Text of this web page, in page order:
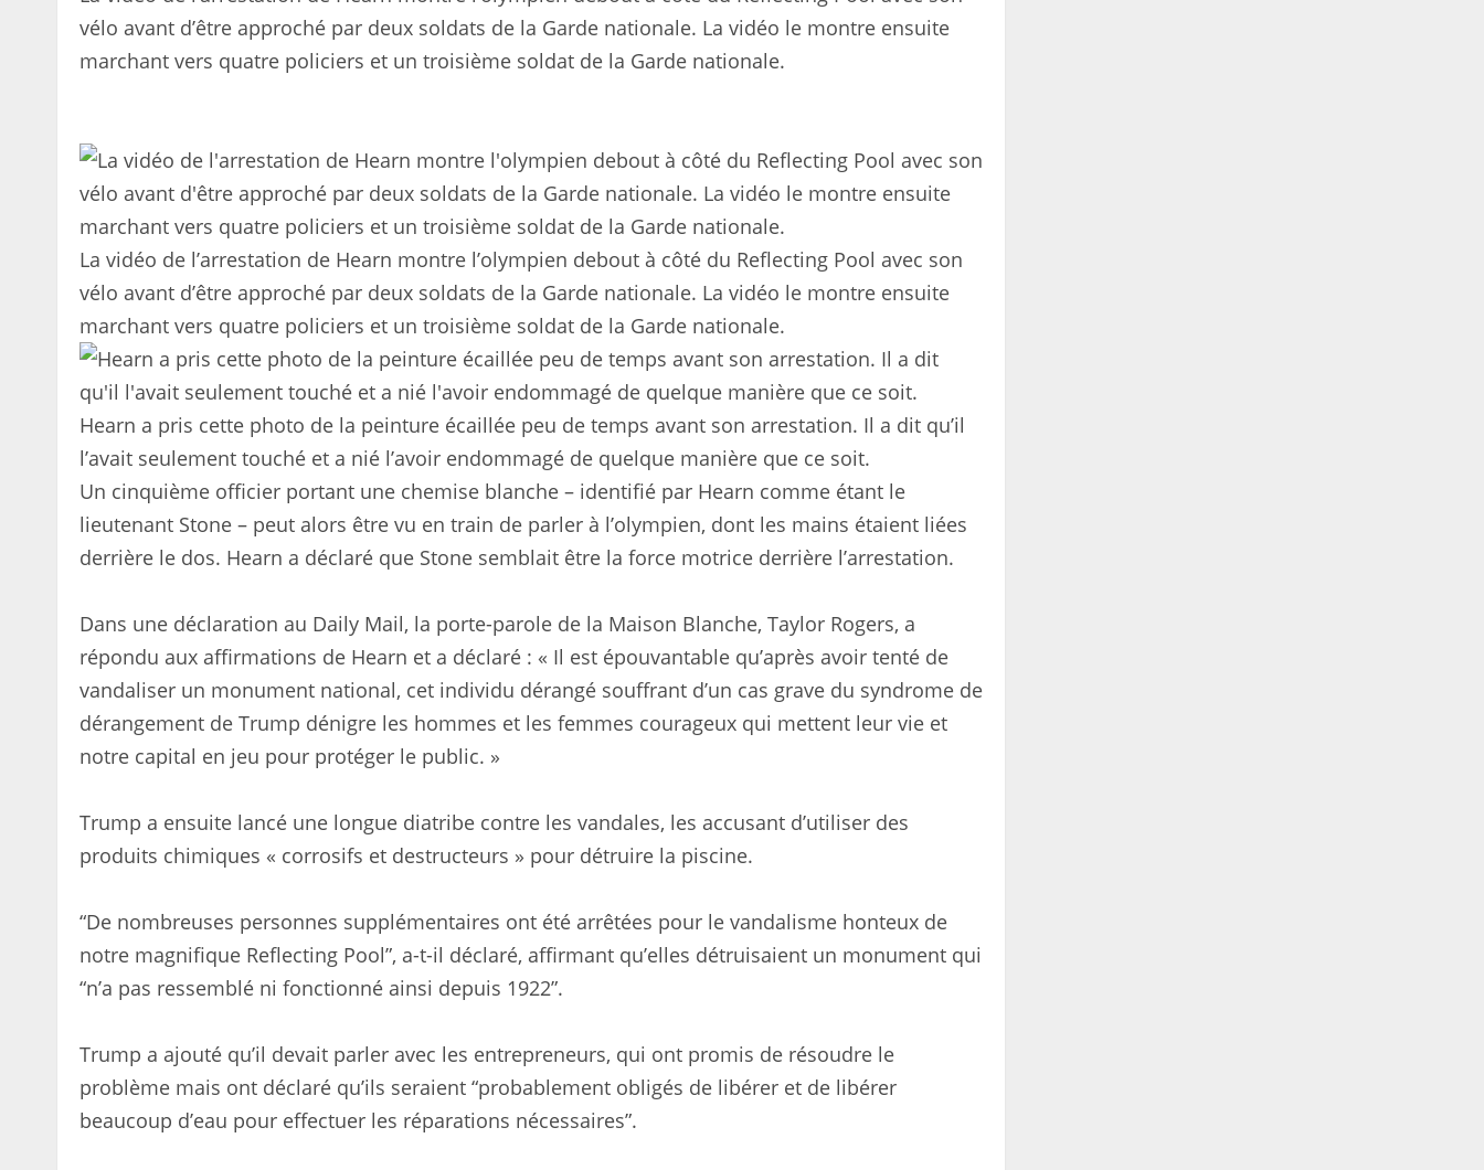
vélo avant d’être approché par deux soldats de la Garde nationale. La vidéo le montre ensuite
marchant vers quatre policiers et un troisième soldat de la Garde nationale.
La vidéo de l’arrestation de Hearn montre l’olympien debout à côté du Reflecting Pool avec son
vélo avant d’être approché par deux soldats de la Garde nationale. La vidéo le montre ensuite
marchant vers quatre policiers et un troisième soldat de la Garde nationale.
Hearn a pris cette photo de la peinture écaillée peu de temps avant son arrestation. Il a dit qu’il
l’avait seulement touché et a nié l’avoir endommagé de quelque manière que ce soit.
Un cinquième officier portant une chemise blanche – identifié par Hearn comme étant le
lieutenant Stone – peut alors être vu en train de parler à l’olympien, dont les mains étaient liées
derrière le dos. Hearn a déclaré que Stone semblait être la force motrice derrière l’arrestation.
Dans une déclaration au Daily Mail, la porte-parole de la Maison Blanche, Taylor Rogers, a
répondu aux affirmations de Hearn et a déclaré : « Il est épouvantable qu’après avoir tenté de
vandaliser un monument national, cet individu dérangé souffrant d’un cas grave du syndrome de
dérangement de Trump dénigre les hommes et les femmes courageux qui mettent leur vie et
notre capital en jeu pour protéger le public. »
Trump a ensuite lancé une longue diatribe contre les vandales, les accusant d’utiliser des
produits chimiques « corrosifs et destructeurs » pour détruire la piscine.
“De nombreuses personnes supplémentaires ont été arrêtées pour le vandalisme honteux de
notre magnifique Reflecting Pool”, a-t-il déclaré, affirmant qu’elles détruisaient un monument qui
“n’a pas ressemblé ni fonctionné ainsi depuis 1922”.
Trump a ajouté qu’il devait parler avec les entrepreneurs, qui ont promis de résoudre le
problème mais ont déclaré qu’ils seraient “probablement obligés de libérer et de libérer
beaucoup d’eau pour effectuer les réparations nécessaires”.